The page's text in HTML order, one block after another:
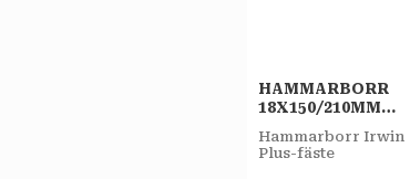
HAMMARBORR
18X150/210MM
Hammarborr Irwin
Plus-fäste